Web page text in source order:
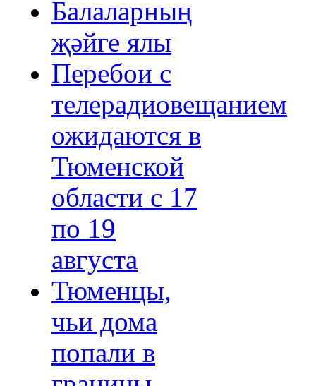
Балаларның
җәйге ялы
Перебои с
телерадиовещанием
ожидаются в
Тюменской
области с 17
по 19
августа
Тюменцы,
чьи дома
попали в